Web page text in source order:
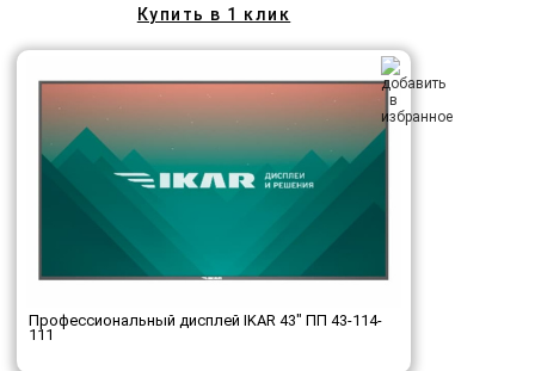
Купить в 1 клик
Профессиональный дисплей IKAR 43" ПП 43-114-
111